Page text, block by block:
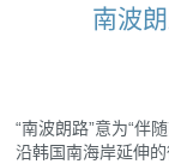
南波
“南波朗路”意为“伴
沿韩国南海岸延伸